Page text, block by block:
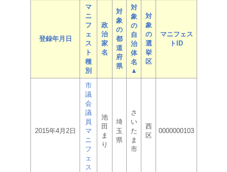
登録年月日
マ
ニ
フ
ェ
ス
ト
種
別
政
治
家
名
対
象
の
都
道
府
県
対
象
の
自
治
体
名
▲
対
象
の
選
挙
区
マニフェス
トID
2015年4月2日
市
議
会
議
員
マ
ニ
フ
ェ
ス
池
田
ま
り
埼
玉
県
さ
い
た
ま
市
西
区
0000000103